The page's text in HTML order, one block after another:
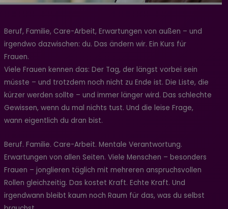
Beruf, Familie, Care-Arbeit, Erwartungen von außen – und
irgendwo dazwischen: du. Das ändern wir. Ein Kurs für
Frauen.
Viele Frauen kennen das: Der Tag, der längst vorbei sein
müsste – und trotzdem noch nicht zu Ende ist. Die Liste, die
kürzer werden sollte – und immer länger wird. Das schlechte
Gewissen, wenn du mal nichts tust. Und die leise Frage,
wann eigentlich du dran bist.
Beruf. Familie. Care-Arbeit. Mentale Verantwortung.
Erwartungen von allen Seiten. Viele Menschen – besonders
Frauen – jonglieren täglich mit mehreren anspruchsvollen
Rollen gleichzeitig. Das kostet Kraft. Echte Kraft. Und
irgendwann bleibt kaum noch Raum für das, was du selbst